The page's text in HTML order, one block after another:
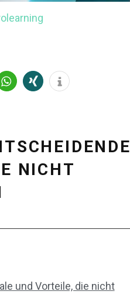
NICHT
und Vorteile, die nicht